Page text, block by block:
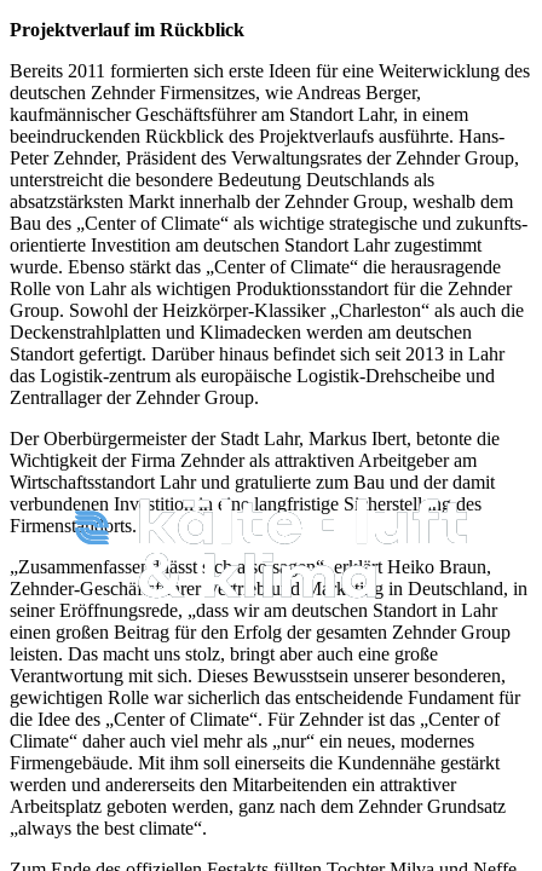
Projektverlauf im Rückblick
Bereits 2011 formierten sich erste Ideen für eine Weiterwicklung des
deutschen Zehnder Firmensitzes, wie Andreas Berger,
kaufmännischer Geschäftsführer am Standort Lahr, in einem
beeindruckenden Rückblick des Projektverlaufs ausführte. Hans-
Peter Zehnder, Präsident des Verwaltungsrates der Zehnder Group,
unterstreicht die besondere Bedeutung Deutschlands als
absatzstärksten Markt innerhalb der Zehnder Group, weshalb dem
Bau des „Center of Climate“ als wichtige strategische und zukunfts-
orientierte Investition am deutschen Standort Lahr zugestimmt
wurde. Ebenso stärkt das „Center of Climate“ die herausragende
Rolle von Lahr als wichtigen Produktionsstandort für die Zehnder
Group. Sowohl der Heizkörper-Klassiker „Charleston“ als auch die
Deckenstrahlplatten und Klimadecken werden am deutschen
Standort gefertigt. Darüber hinaus befindet sich seit 2013 in Lahr
das Logistik-zentrum als europäische Logistik-Drehscheibe und
Zentrallager der Zehnder Group.
Der Oberbürgermeister der Stadt Lahr, Markus Ibert, betonte die
Wichtigkeit der Firma Zehnder als attraktiven Arbeitgeber am
Wirtschaftsstandort Lahr und gratulierte zum Bau und der damit
verbundenen Investition in eine langfristige Sicherstellung des
Firmenstandorts.
„Zusammenfassend lässt sich also sagen“, erklärt Heiko Braun,
Zehnder-Geschäftsführer Vertrieb und Marketing in Deutschland, in
seiner Eröffnungsrede, „dass wir am deutschen Standort in Lahr
einen großen Beitrag für den Erfolg der gesamten Zehnder Group
leisten. Das macht uns stolz, bringt aber auch eine große
Verantwortung mit sich. Dieses Bewusstsein unserer besonderen,
gewichtigen Rolle war sicherlich das entscheidende Fundament für
die Idee des „Center of Climate“. Für Zehnder ist das „Center of
Climate“ daher auch viel mehr als „nur“ ein neues, modernes
Firmengebäude. Mit ihm soll einerseits die Kundennähe gestärkt
werden und andererseits den Mitarbeitenden ein attraktiver
Arbeitsplatz geboten werden, ganz nach dem Zehnder Grundsatz
„always the best climate“.